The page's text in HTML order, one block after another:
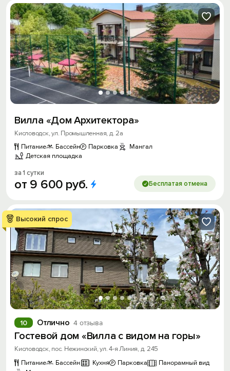
Вилла «Дом Архитектора»
Кисловодск, ул. Промышленная, д. 2а
Питание
Бассейн Парковка
Мангал
Детская площадка
за 1 сутки
от 9 600 руб. Бесплатая отмена
Высокий спрос
Отлично 4 отзыва
10
Гостевой дом «Вилла с видом на горы»
Кисловодск, пос. Нежинский, ул. 4-я Линия, д. 245
Питание
Бассейн Кухня Парковка
Панорамный вид